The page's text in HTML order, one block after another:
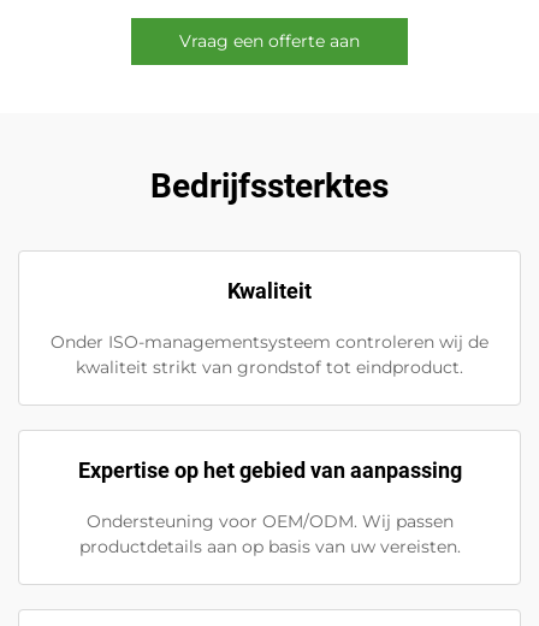
Vraag een offerte aan
Bedrijfssterktes
Kwaliteit
Onder ISO-managementsysteem controleren wij de
kwaliteit strikt van grondstof tot eindproduct.
Expertise op het gebied van aanpassing
Ondersteuning voor OEM/ODM. Wij passen
productdetails aan op basis van uw vereisten.